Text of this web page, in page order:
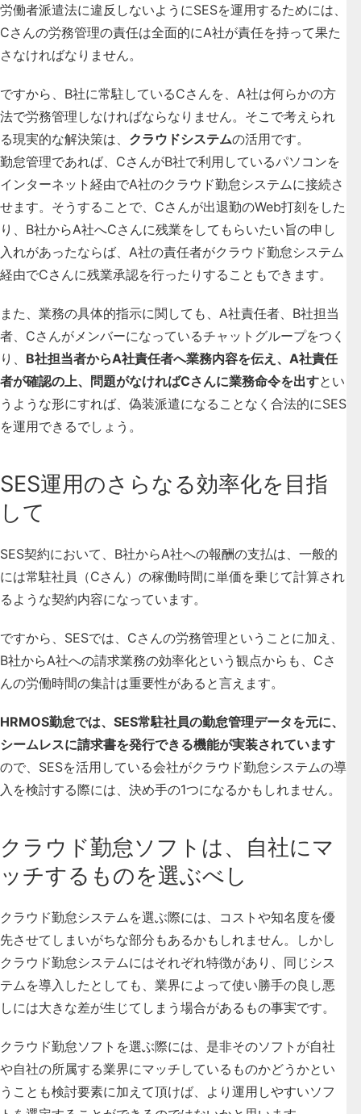
労働者派遣法に違反しないようにSESを運用するためには、
Cさんの労務管理の責任は全面的にA社が責任を持って果た
さなければなりません。
ですから、B社に常駐しているCさんを、A社は何らかの方
法で労務管理しなければならなりません。そこで考えられ
る現実的な解決策は、 クラウドシステムの活用です。
勤怠管理であれば、CさんがB社で利用しているパソコンを
インターネット経由でA社のクラウド勤怠システムに接続さ
せます。そうすることで、Cさんが出退勤のWeb打刻をした
り、B社からA社へCさんに残業をしてもらいたい旨の申し
入れがあったならば、A社の責任者がクラウド勤怠システム
経由でCさんに残業承認を行ったりすることもできます。
また、業務の具体的指示に関しても、A社責任者、B社担当
者、Cさんがメンバーになっているチャットグループをつく
り、 B社担当者からA社責任者へ業務内容を伝え、A社責任
者が確認の上、問題がなければCさんに業務命令を出すとい
うような形にすれば、偽装派遣になることなく合法的にSES
を運用できるでしょう。
SES運用のさらなる効率化を目指
して
SES契約において、B社からA社への報酬の支払は、一般的
には常駐社員（Cさん）の稼働時間に単価を乗じて計算され
るような契約内容になっています。
ですから、SESでは、Cさんの労務管理ということに加え、
B社からA社への請求業務の効率化という観点からも、Cさ
んの労働時間の集計は重要性がある と言えます。
HRMOS勤怠では、SES常駐社員の勤怠管理データを元に、
シームレスに請求書を発行できる機能が実装されています
ので、SESを活用している会社がクラウド勤怠システムの導
入を検討する際には、決め手の1つになるかもしれません。
クラウド勤怠ソフトは、自社にマ
ッチするものを選ぶべし
クラウド勤怠システムを選ぶ際には、コストや知名度を優
先させてしまいがちな部分もあるかもしれません。しかし
クラウド勤怠システムにはそれぞれ特徴があり、同じシス
テムを導入したとしても、業界によって使い勝手の良し悪
しには大きな差が生じてしまう場合があるもの事実です。
クラウド勤怠ソフトを選ぶ際には、是非そのソフトが自社
や自社の所属する業界にマッチしているものかどうかとい
うことも検討要素に加えて頂けば、より運用しやすいソフ